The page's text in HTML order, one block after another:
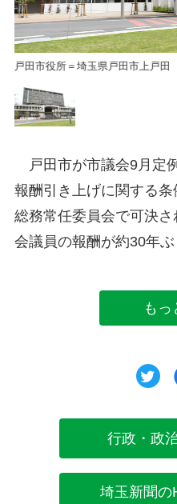
戸田市役所＝埼玉県戸田市上戸田
戸田市が市議会9月定
報酬引き上げに関する
総務常任委員会で可決
会議員の報酬が約30年ぶ
もっ
行政・政
埼玉新聞の